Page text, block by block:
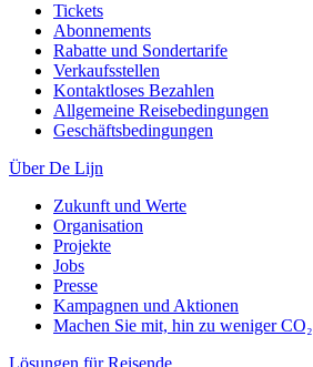
Tickets
Abonnements
Rabatte und Sondertarife
Verkaufsstellen
Kontaktloses Bezahlen
Allgemeine Reisebedingungen
Geschäftsbedingungen
Über De Lijn
Zukunft und Werte
Organisation
Projekte
Jobs
Presse
Kampagnen und Aktionen
Machen Sie mit, hin zu weniger CO₂
Lösungen für Reisende